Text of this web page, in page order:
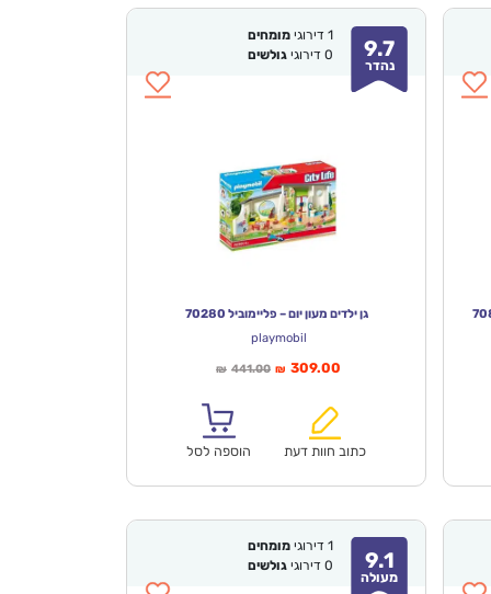
9.7
נהדר
1 דירוגימומחים
0 דירוגיגולשים
גן ילדים מעון יום – פליימוביל 70280
playmobil
₪ 441.00המחיר
₪441.00.
₪ 309.00
כתוב חוות דעת
הוספה לסל
9.1
מעולה
1 דירוגימומחים
0 דירוגיגולשים